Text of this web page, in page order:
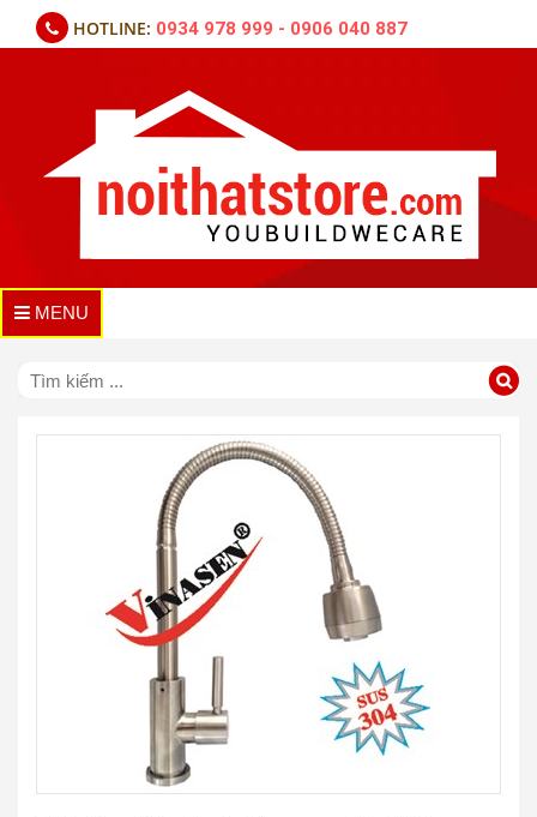
HOTLINE: 0934 978 999 - 0906 040 887
MENU